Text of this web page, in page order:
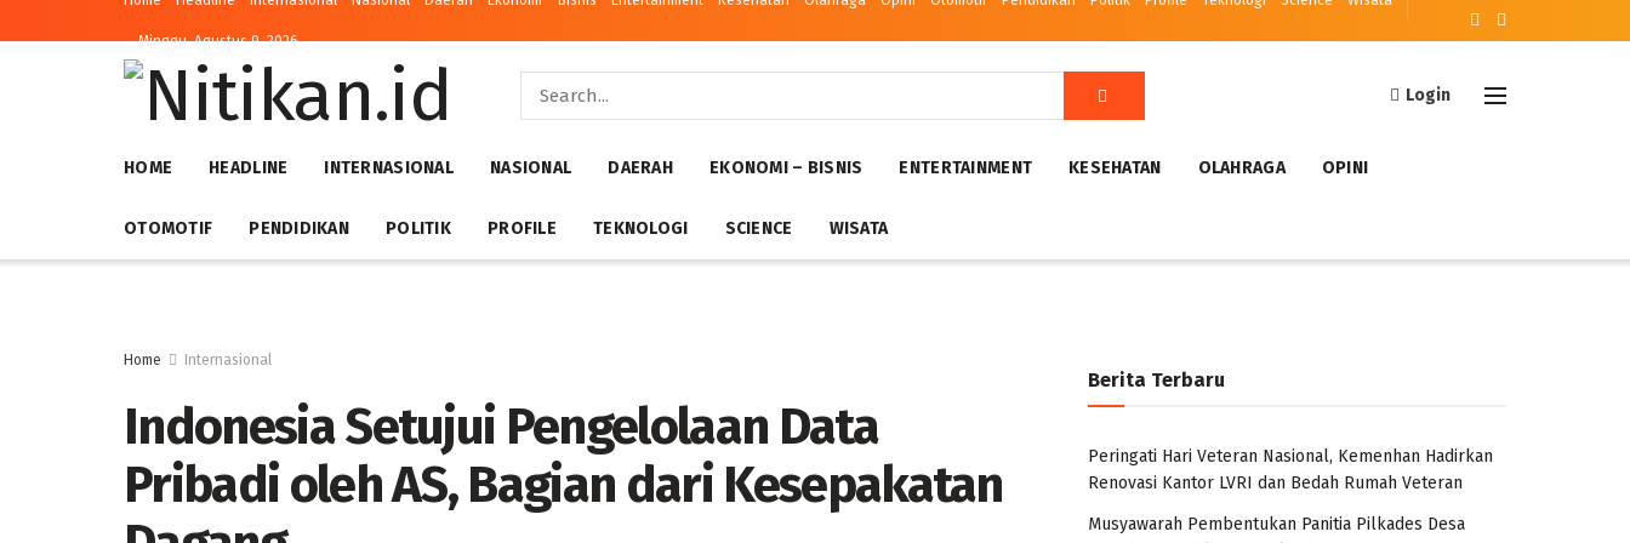
Minggu, Agustus 9, 2026
Login
HOME HEADLINE INTERNASIONAL NASIONAL DAERAH EKONOMI – BISNIS ENTERTAINMENT KESEHATAN OLAHRAGA OPINI
OTOMOTIF PENDIDIKAN POLITIK PROFILE TEKNOLOGI SCIENCE WISATA
Home Internasional
Indonesia Setujui Pengelolaan Data
Pribadi oleh AS, Bagian dari Kesepakatan
Berita Terbaru
Peringati Hari Veteran Nasional, Kemenhan Hadirkan
Renovasi Kantor LVRI dan Bedah Rumah Veteran
Musyawarah Pembentukan Panitia Pilkades Desa